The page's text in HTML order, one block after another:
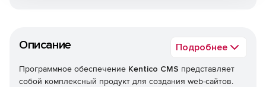
Описание Подробнее
Программное обеспечение Kentico CMS представляет
собой комплексный продукт для создания web-сайтов.